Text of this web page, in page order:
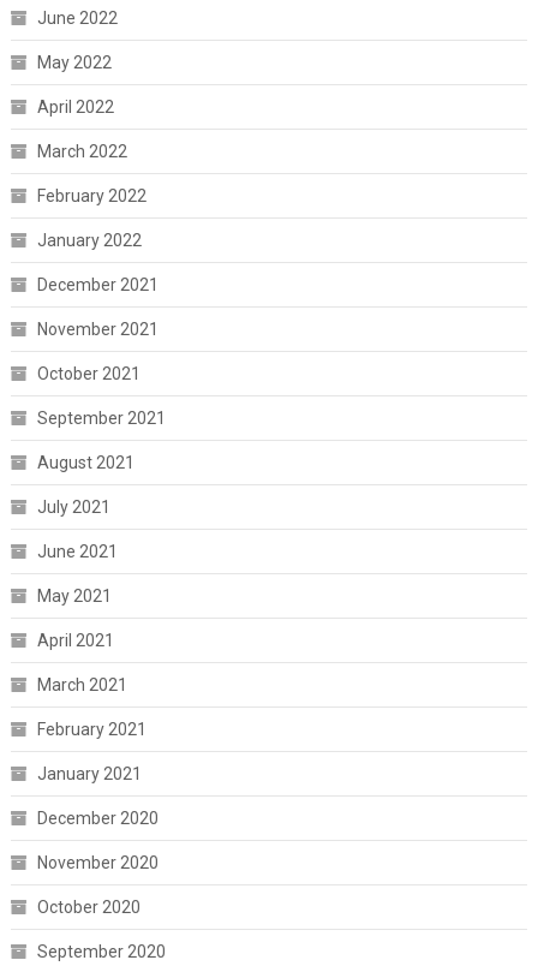
June 2022
May 2022
April 2022
March 2022
February 2022
January 2022
December 2021
November 2021
October 2021
September 2021
August 2021
July 2021
June 2021
May 2021
April 2021
March 2021
February 2021
January 2021
December 2020
November 2020
October 2020
September 2020